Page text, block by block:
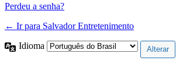
Perdeu a senha?
← Ir para Salvador Entretenimento
Idioma